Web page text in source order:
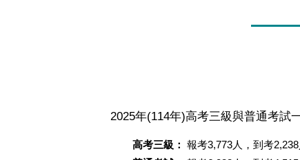
2025年(114年)高考三級與普通考試
高考三級： 報考3,773人，到考